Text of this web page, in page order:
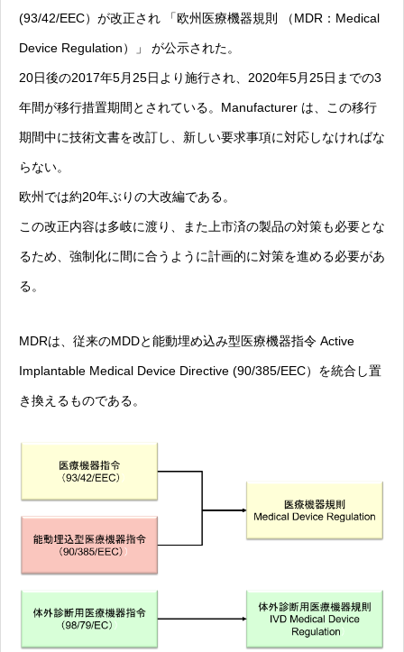
(93/42/EEC）が改正され 「欧州医療機器規則 （MDR：Medical
Device Regulation）」 が公示された。
20日後の2017年5月25日より施行され、2020年5月25日までの3
年間が移行措置期間とされている。Manufacturer は、この移行
期間中に技術文書を改訂し、新しい要求事項に対応しなければな
らない。
欧州では約20年ぶりの大改編である。
この改正内容は多岐に渡り、また上市済の製品の対策も必要とな
るため、強制化に間に合うように計画的に対策を進める必要があ
る。
MDRは、従来のMDDと能動埋め込み型医療機器指令 Active
Implantable Medical Device Directive (90/385/EEC）を統合し置
き換えるものである。